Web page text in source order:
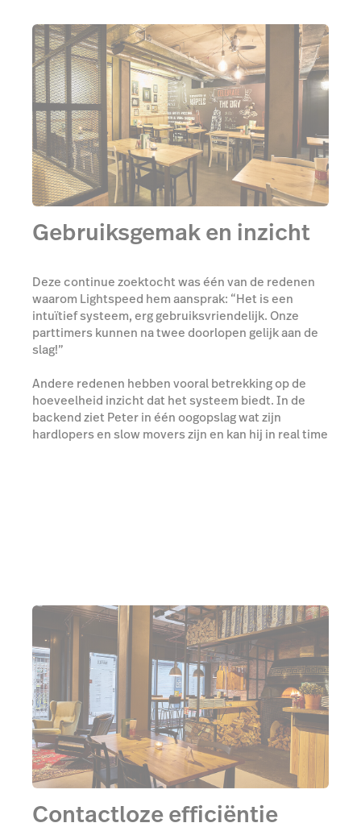
Gebruiksgemak en inzicht
Deze continue zoektocht was één van de redenen
waarom Lightspeed hem aansprak: “Het is een
intuïtief systeem, erg gebruiksvriendelijk. Onze
parttimers kunnen na twee doorlopen gelijk aan de
slag!”
Andere redenen hebben vooral betrekking op de
hoeveelheid inzicht dat het systeem biedt. In de
backend ziet Peter in één oogopslag wat zijn
hardlopers en slow movers zijn en kan hij in real time
Contactloze efficiëntie